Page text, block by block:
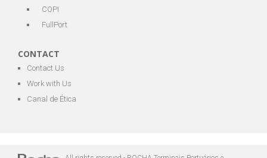
COPI
FullPort
CONTACT
Contact Us
Work with Us
Canal de Ética